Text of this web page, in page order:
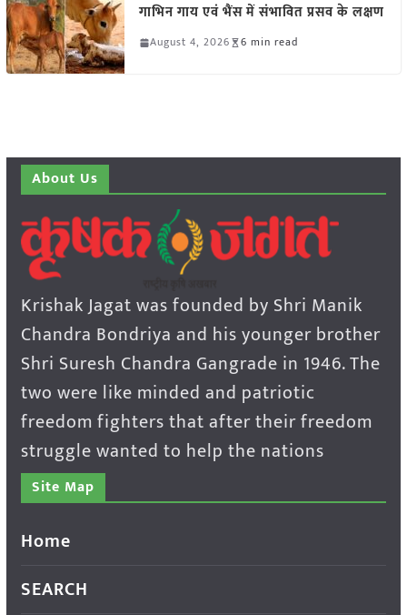
गाभिन गाय एवं भैंस में संभावित प्रसव के लक्षण
August 4, 2026 6 min read
About Us
Krishak Jagat was founded by Shri Manik
Chandra Bondriya and his younger brother
Shri Suresh Chandra Gangrade in 1946. The
two were like minded and patriotic
freedom fighters that after their freedom
struggle wanted to help the nations
Site Map
Home
SEARCH